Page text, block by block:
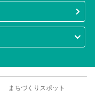
まちづくりスポット